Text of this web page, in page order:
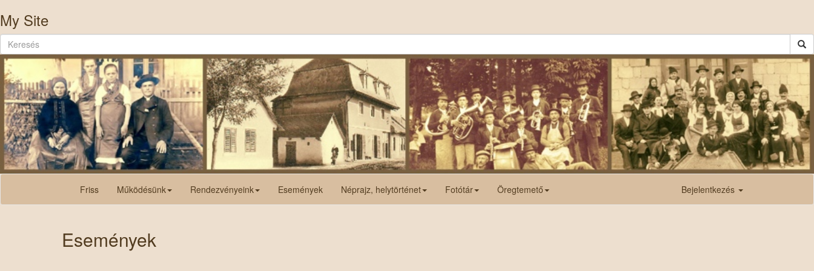
My Site
Friss Működésünk Rendezvényeink Események Néprajz, helytörténet Fotótár Öregtemető Bejelentkezés
Események